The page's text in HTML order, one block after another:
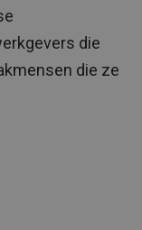
die
die ze